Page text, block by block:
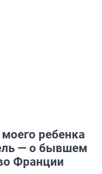
ребенка
— о бывшем
Франции